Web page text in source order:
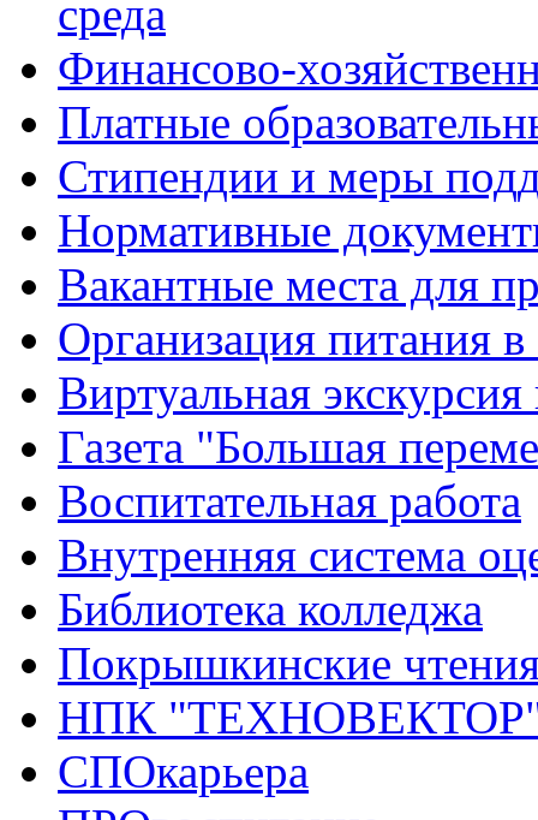
среда
Финансово-
Платные
Стипендии и меры
Нормативные
Вакантные места для
Организация питания в
Виртуальная
Газета "Большая
Воспитательная работа
Внутренняя система
Библиотека колледжа
Покрышкинские
НПК
СПОкарьера